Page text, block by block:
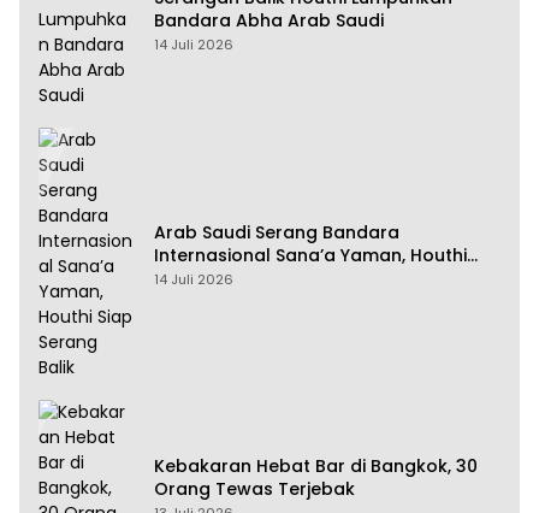
Bandara Abha Arab Saudi
14 Juli 2026
Arab Saudi Serang Bandara
Internasional Sana’a Yaman, Houthi
Siap Serang Balik
14 Juli 2026
Kebakaran Hebat Bar di Bangkok, 30
Orang Tewas Terjebak